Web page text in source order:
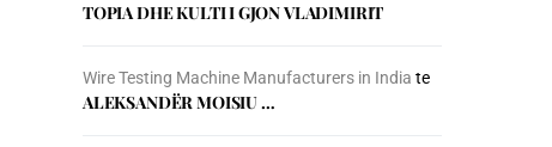
TOPIA DHE KULTI I GJON VLADIMIRIT
Wire Testing Machine Manufacturers in India te
ALEKSANDËR MOISIU …